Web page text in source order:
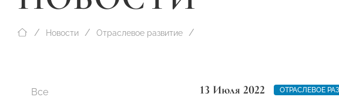
Новости Отраслевое развитие
Все
13 Июля 2022 ОТРАСЛЕВОЕ